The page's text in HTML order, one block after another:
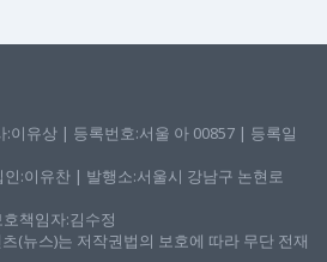
이유상 | 등록번호:서울 아 00857 | 등록일
:이유찬 | 발행소:서울시 강남구 논현로
책임자:김수정
(뉴스)는 저작권법의 보호에 따라 무단 전재